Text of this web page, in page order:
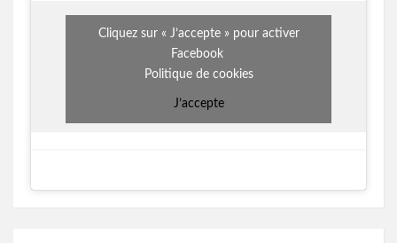
Cliquez sur « J’accepte » pour activer
Facebook
Politique de cookies
J’accepte